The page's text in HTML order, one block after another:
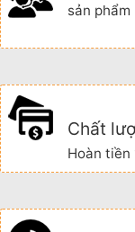
sản phẩm
Chất
Hoàn tiền